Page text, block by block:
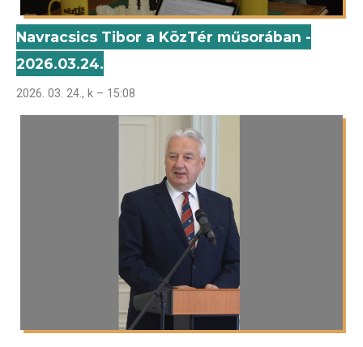
Navracsics Tibor a KözTér műsorában -
2026.03.24.
2026. 03. 24., k – 15:08